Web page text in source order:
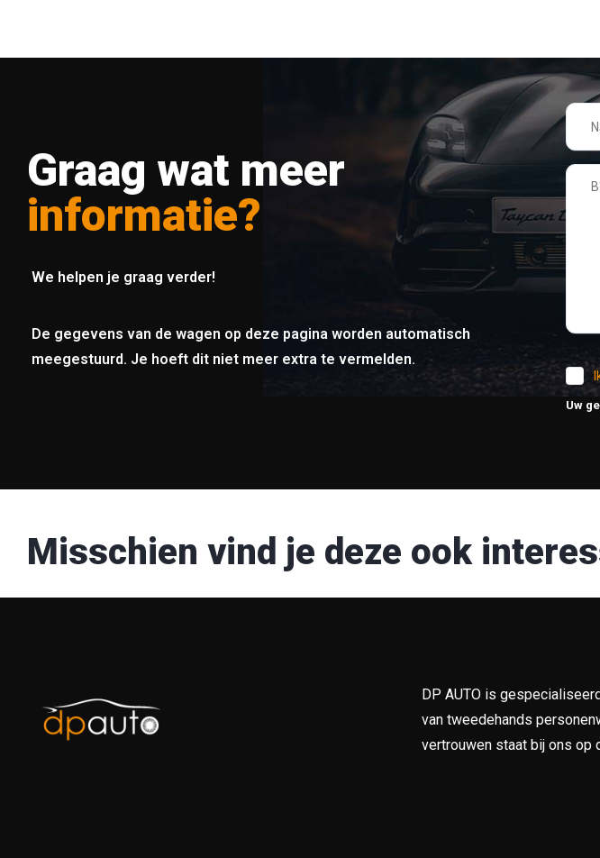
Graag wat meer
informatie?
We helpen je graag verder!
De gegevens van de wagen op deze pagina worden automatisch
meegestuurd. Je hoeft dit niet meer extra te vermelden.
Uw
Misschien vind je deze ook
DP AUTO is
van tweedehands
vertrouwen staat bij ons op